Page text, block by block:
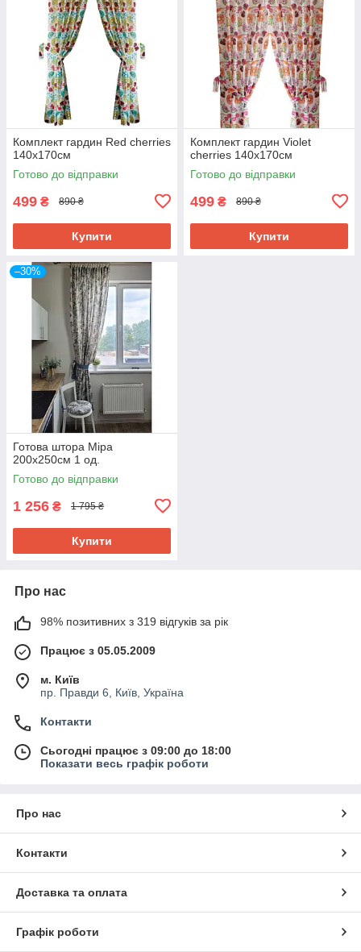
Комплект гардин Red cherries
140х170см
Готово до відправки
499 ₴ 890 ₴
Купити
Комплект гардин Violet
cherries 140х170см
Готово до відправки
499 ₴ 890 ₴
Купити
–30%
Готова штора Міра
200х250см 1 од.
Готово до відправки
1 256 ₴ 1 795 ₴
Купити
Про нас
98% позитивних з 319 відгуків за рік
Працює з 05.05.2009
м. Київ
пр. Правди 6, Київ, Україна
Контакти
Сьогодні працює з 09:00 до 18:00
Показати весь графік роботи
Про нас
Контакти
Доставка та оплата
Графік роботи